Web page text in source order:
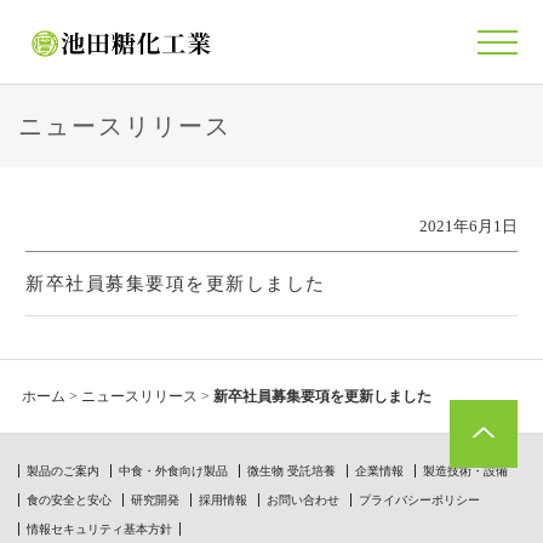
ニュースリリース
2021年6月1日
新卒社員募集要項を更新しました
ホーム > ニュースリリース > 新卒社員募集要項を更新しました
製品のご案内 中食・外食向け製品 微生物 受託培養 企業情報 製造技術・設備
食の安全と安心 研究開発 採用情報 お問い合わせ プライバシーポリシー
情報セキュリティ基本方針